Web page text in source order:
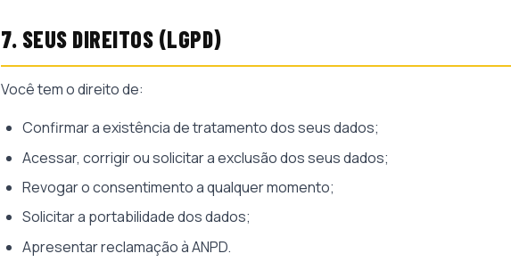
7. SEUS DIREITOS (LGPD)
Você tem o direito de:
Confirmar a existência de tratamento dos seus dados;
Acessar, corrigir ou solicitar a exclusão dos seus dados;
Revogar o consentimento a qualquer momento;
Solicitar a portabilidade dos dados;
Apresentar reclamação à ANPD.